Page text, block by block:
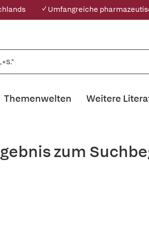
✓ Umfangreiche
Themenwelten Weitere
zum